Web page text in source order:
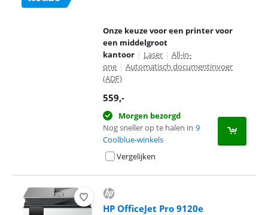
Onze keuze voor een printer voor
een middelgroot
kantoor | Laser | All-in-
one | Automatisch documentinvoer
(ADF)
559,-
Morgen bezorgd
Nog sneller op te halen in 9
Coolblue-winkels
Vergelijken
HP OfficeJet Pro 9120e